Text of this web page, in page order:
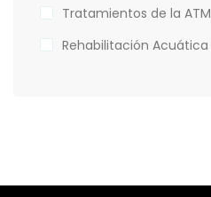
Tratamientos de la ATM
Rehabilitación Acuática